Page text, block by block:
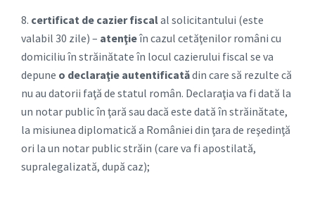
8. certificat de cazier fiscalal solicitantului (este
valabil 30 zile) – atenţieîn cazul cetăţenilor români cu
domiciliu în străinătate în locul cazierului fiscal se va
depune o declaraţie autentificatădin care să rezulte că
nu au datorii faţă de statul român. Declaraţia va fi dată la
un notar public în ţară sau dacă este dată în străinătate,
la misiunea diplomatică a României din ţara de reşedinţă
ori la un notar public străin (care va fi apostilată,
supralegalizată, după caz);